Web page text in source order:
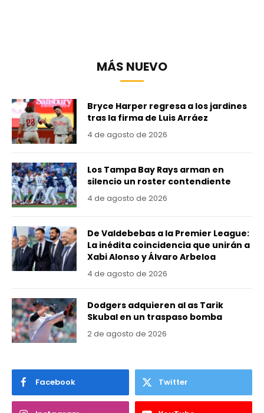
MÁS NUEVO
Bryce Harper regresa a los jardines
tras la firma de Luis Arráez
4 de agosto de 2026
Los Tampa Bay Rays arman en
silencio un roster contendiente
4 de agosto de 2026
De Valdebebas a la Premier League:
La inédita coincidencia que unirán a
Xabi Alonso y Álvaro Arbeloa
4 de agosto de 2026
Dodgers adquieren al as Tarik
Skubal en un traspaso bomba
2 de agosto de 2026
Facebook Twitter